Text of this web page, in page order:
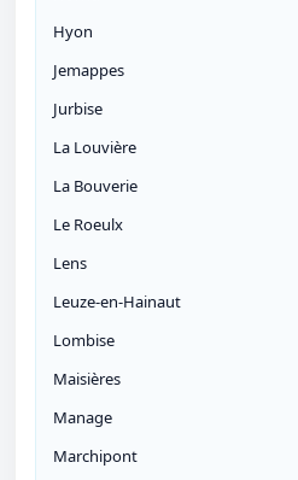
Hyon
Jemappes
Jurbise
La Louvière
La Bouverie
Le Roeulx
Lens
Leuze-en-Hainaut
Lombise
Maisières
Manage
Marchipont